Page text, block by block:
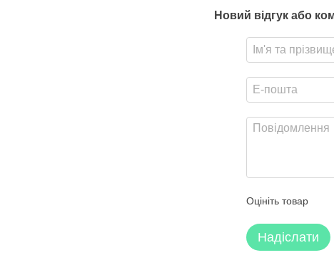
Новий відгук або
Оцініть товар
Надіслати